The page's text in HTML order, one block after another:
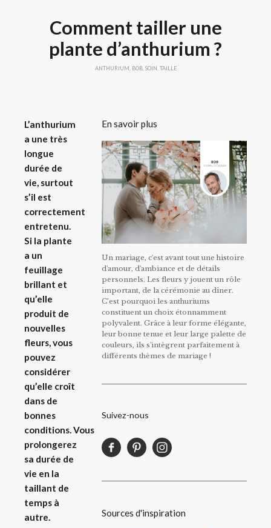
Comment tailler une
plante d’anthurium ?
ANTHURIUM BOB, SOIN TAILLE
L’anthurium
a une très
longue
durée de
vie, surtout
s’il est
correctement
entretenu.
Si la plante
a un
feuillage
brillant et
qu’elle
produit de
nouvelles
fleurs, vous
pouvez
considérer
qu’elle croît
dans de
bonnes
conditions. Vous
prolongerez
sa durée de
vie en la
taillant de
temps à
autre.
En savoir plus
Un mariage, c'est avant tout une histoire
d'amour, d'ambiance et de détails
personnels. Les fleurs y jouent un rôle
important, de la cérémonie au dîner.
C’est pourquoi les anthuriums
constituent un choix étonnamment
polyvalent. Grâce à leur forme élégante,
leur bonne tenue et leur large palette de
couleurs, ils s'intègrent parfaitement à
différents thèmes de mariage !
Suivez-nous
Sources d'inspiration